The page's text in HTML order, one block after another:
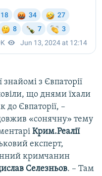
знайомі з Євпаторії
що днями їхали
до Євпаторії, –
«сонячну» тему
Крим.Реалії
експерт,
кримчанин
Селезньов. – Там